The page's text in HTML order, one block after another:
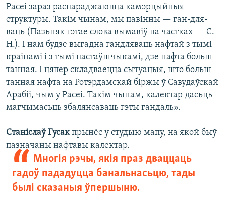
Расеі зараз распараджаюцца камэрцыйныя
структуры. Такім чынам, мы павінны — ган-для-
ваць (Пазьняк гэтае слова вымавіў па частках — С.
Н.). І нам будзе выгадна гандляваць нафтай з тымі
краінамі і з тымі пастаўшчыкамі, дзе нафта больш
танная. І цяпер складваецца сытуацыя, што больш
танная нафта на Ротэрдамскай біржы ў Савудаўскай
Арабіі, чым у Расеі. Такім чынам, калектар дасьць
магчымасьць збалянсаваць гэты гандаль».
Станіслаў Гусакпрынёс у студыю мапу, на якой быў
пазначаны нафтавы калектар.
Многія рэчы, якія праз дваццаць
гадоў пададуцца банальнасьцю, тады
былі сказаныя ўпершыню.​